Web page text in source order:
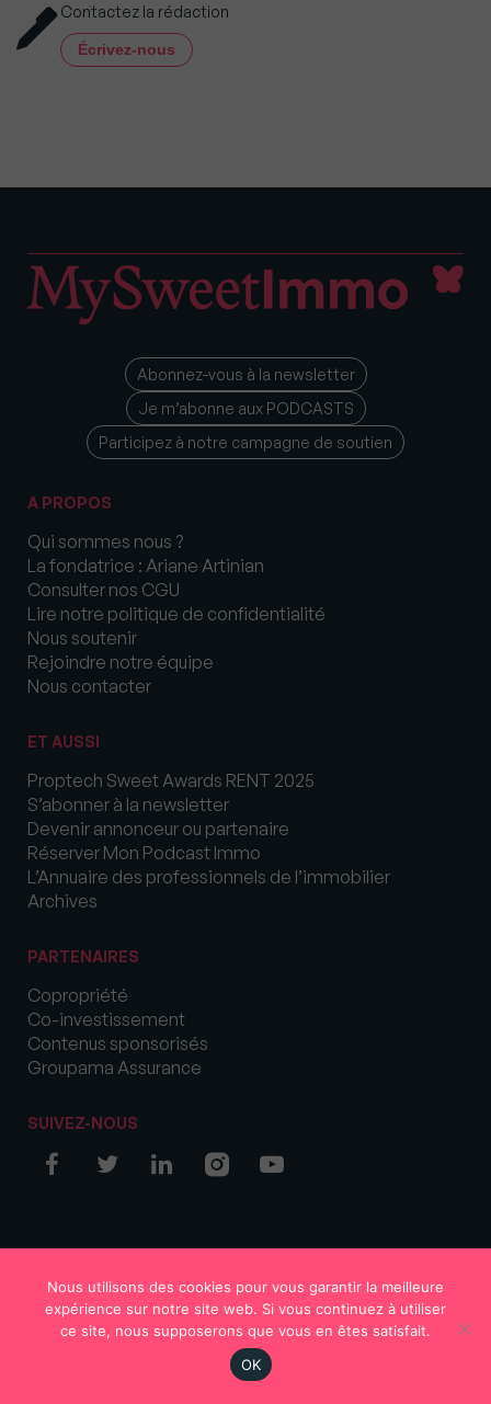
Contactez la rédaction
Écrivez-nous
Abonnez-vous à la newsletter
Je m’abonne aux PODCASTS
Participez à notre campagne de soutien
A PROPOS
Qui sommes nous ?
La fondatrice : Ariane Artinian
Consulter nos CGU
Lire notre politique de confidentialité
Nous soutenir
Rejoindre notre équipe
Nous contacter
ET AUSSI
Proptech Sweet Awards RENT 2025
S’abonner à la newsletter
Devenir annonceur ou partenaire
Réserver Mon Podcast Immo
L’Annuaire des professionnels de l’immobilier
Archives
PARTENAIRES
Copropriété
Co-investissement
Contenus sponsorisés
Groupama Assurance
SUIVEZ-NOUS
S'abonner
Nous utilisons des cookies pour vous garantir la meilleure
expérience sur notre site web. Si vous continuez à utiliser
ce site, nous supposerons que vous en êtes satisfait.
OK